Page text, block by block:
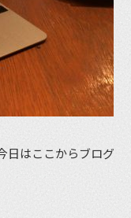
日はここからブログ更